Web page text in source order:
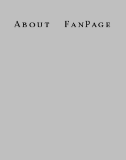
About FanPage